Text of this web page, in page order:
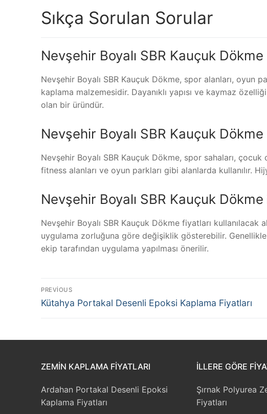
Sıkça Sorulan Sorular
Nevşehir Boyalı SBR Kauçuk
Nevşehir Boyalı SBR Kauçuk Dökme, spor alanları, oyun
kaplama malzemesidir. Dayanıklı yapısı ve kaymaz
olan bir üründür.
Nevşehir Boyalı SBR Kauçuk Dökme
Nevşehir Boyalı SBR Kauçuk Dökme, spor sahaları,
fitness alanları ve oyun parkları gibi alanlarda kullanılır.
Nevşehir Boyalı SBR Kauçuk
Nevşehir Boyalı SBR Kauçuk Dökme fiyatları kullanılacak
uygulama zorluğuna göre değişiklik gösterebilir.
ekip tarafından uygulama yapılması önerilir.
Yazı
gezinmesi
PREVIOUS
Previous
Kütahya Portakal Desenli Epoksi Kaplama Fiyatları
ZEMIN KAPLAMA FIYATLARI
Ardahan Portakal Desenli Epoksi
Kaplama Fiyatları
İLLERE GÖRE
Şırnak Polyurea
Fiyatları